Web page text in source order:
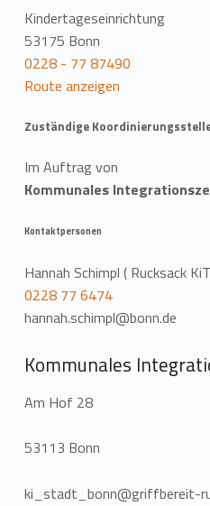
Kindertageseinrichtung
53175 Bonn
0228 - 77 87490
Route anzeigen
Zuständige
Im Auftrag von
Kommunales
Kontaktpersonen
Hannah Schimpl ( Rucksack
0228 77 6474
hannah.schimpl@bonn.de
Kommunales
Am Hof 28
53113 Bonn
ki_stadt_bonn@griffbereit-